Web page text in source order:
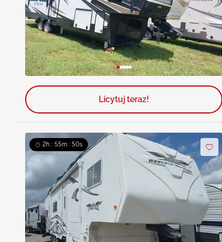
Licytuj teraz!
2h : 55m : 49s